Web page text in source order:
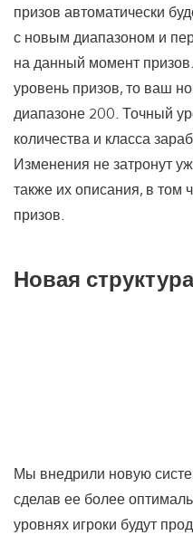
призов автоматически
с новым диапазоном и
на данный момент
уровень призов, то ваш
диапазоне 200. Точный
количества и класса
Изменения не затронут
также их описания, в том
призов.
Новая
Мы внедрили новую
сделав ее более
уровнях игроки будут